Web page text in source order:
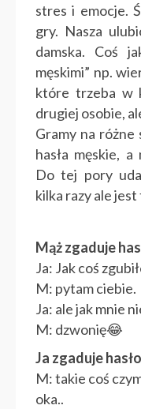
stres i emocje.
gry. Nasza
damska. Coś
męskimi” np.
które trzeba w
drugiej osobie,
Gramy na różne
hasła męskie,
Do tej pory
kilka razy ale
Mąż zgaduje
Ja: Jak coś
M: pytam ciebie.
Ja: ale jak mnie
M: dzwonię😂
Ja zgaduje
M: takie coś
oka..